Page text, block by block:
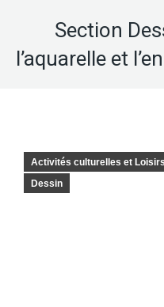
Section
l’aquarelle et
Activités culturelles et Loisirs
Dessin